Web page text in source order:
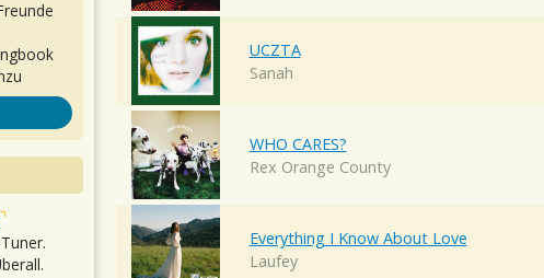
UCZTA
Sanah
WHO CARES?
Rex Orange County
Everything I Know About Love
Laufey